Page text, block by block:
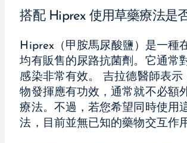
搭配 Hiprex 使用草藥療法是
Hiprex（甲胺馬尿酸鹽）是一種
均有販售的尿路抗菌劑。它通常
感染非常有效。 吉拉德醫師表示
物發揮應有功效，通常就不必額
療法。不過，若您希望同時使用
法，目前並無已知的藥物交互作